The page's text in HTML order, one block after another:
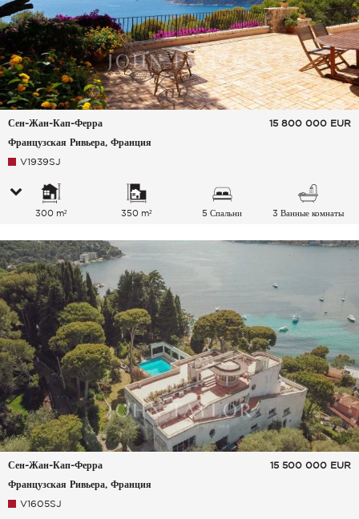
Сен-Жан-Кап-Ферра
Французская Ривьера, Франция
15 800 000 EUR
V1939SJ
300 m² 350 m² 5 Спальни 3 Ванные комнаты
Сен-Жан-Кап-Ферра
Французская Ривьера, Франция
15 500 000 EUR
V1605SJ